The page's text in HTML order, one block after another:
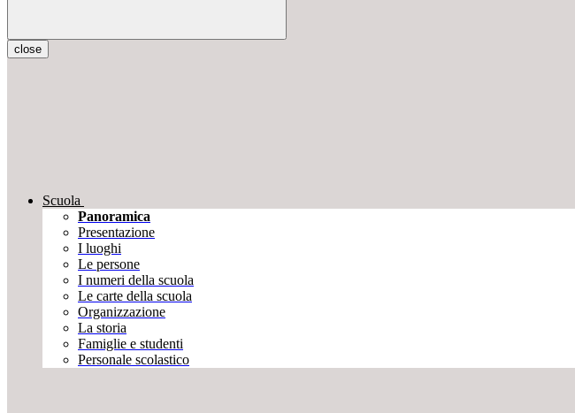
close
Scuola
Panoramica
Presentazione
I luoghi
Le persone
I numeri della scuola
Le carte della scuola
Organizzazione
La storia
Famiglie e studenti
Personale scolastico